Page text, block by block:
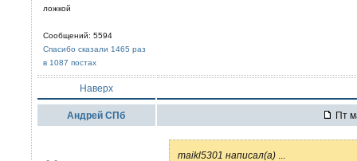
ложкой
Сообщений: 5594
Спасибо сказали 1465 раз
в 1087 постах
Наверх
Андрей СПб Пт
maikl5301 написал(а)